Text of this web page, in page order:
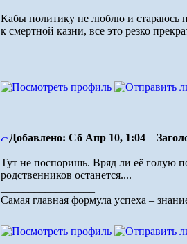
Кабы политику не люблю и стараюсь
к смертной казни, все это резко
Добавлено: Сб Апр 10, 1:04
Тут не поспоришь. Вряд ли её голую
родственников останется....
Самая главная формула успеха –